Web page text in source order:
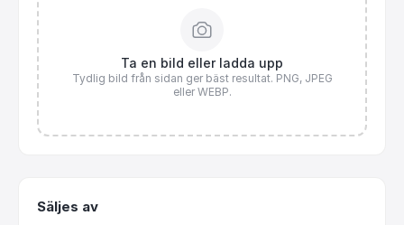
Ta en bild eller ladda upp
Tydlig bild från sidan ger bäst resultat. PNG, JPEG
eller WEBP.
Säljes av